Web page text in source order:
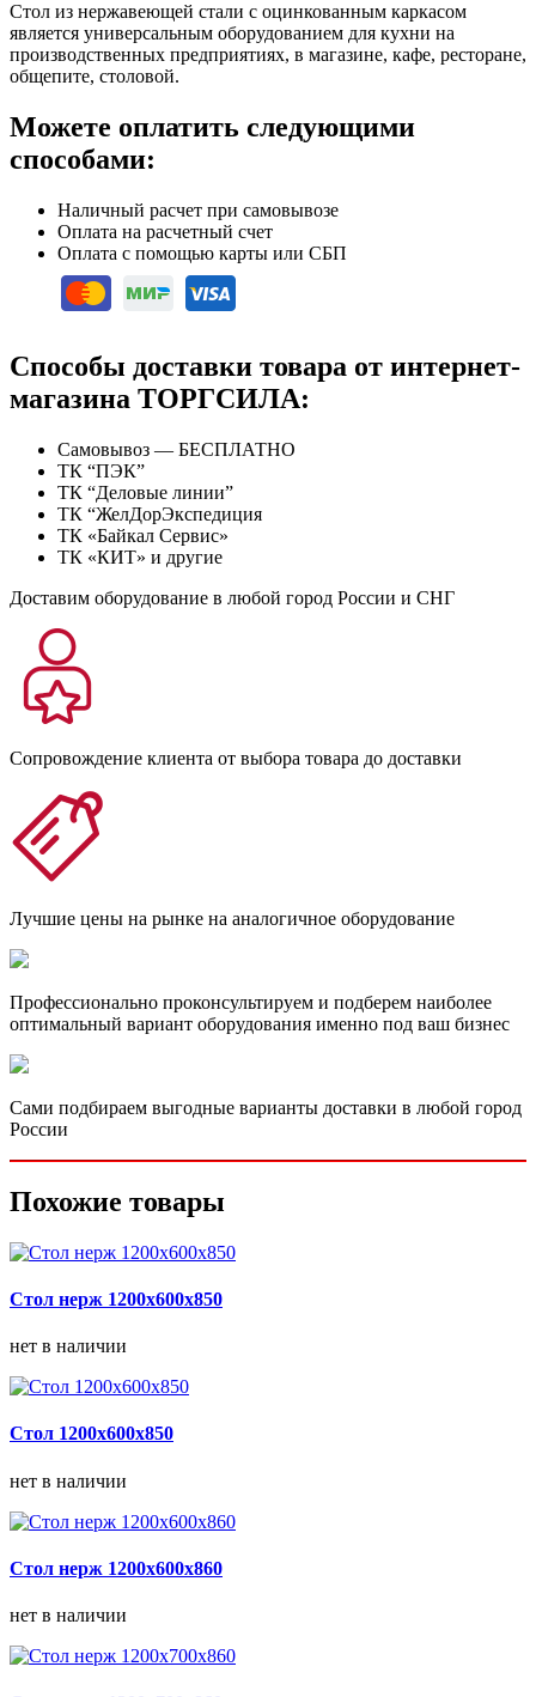
Стол из нержавеющей стали с оцинкованным каркасом
является универсальным оборудованием для кухни на
производственных предприятиях, в магазине, кафе, ресторане,
общепите, столовой.
Можете оплатить следующими
способами:
Наличный расчет при самовывозе
Оплата на расчетный счет
Оплата с помощью карты или СБП
Способы доставки товара от интернет-
магазина ТОРГСИЛА:
Самовывоз — БЕСПЛАТНО
ТК “ПЭК”
ТК “Деловые линии”
ТК “ЖелДорЭкспедиция
ТК «Байкал Сервис»
ТК «КИТ» и другие
Доставим оборудование в любой город России и СНГ
Сопровождение клиента от выбора товара до доставки
Лучшие цены на рынке на аналогичное оборудование
Профессионально проконсультируем и подберем наиболее
оптимальный вариант оборудования именно под ваш бизнес
Сами подбираем выгодные варианты доставки в любой город
России
Похожие товары
Стол нерж 1200х600х850
нет в наличии
Стол 1200х600х850
нет в наличии
Стол нерж 1200х600х860
нет в наличии